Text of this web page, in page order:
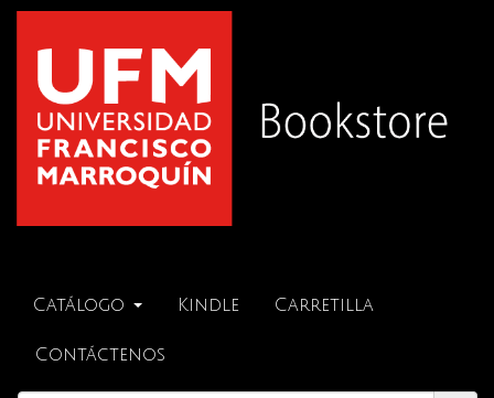
Catálogo Kindle Carretilla
Contáctenos